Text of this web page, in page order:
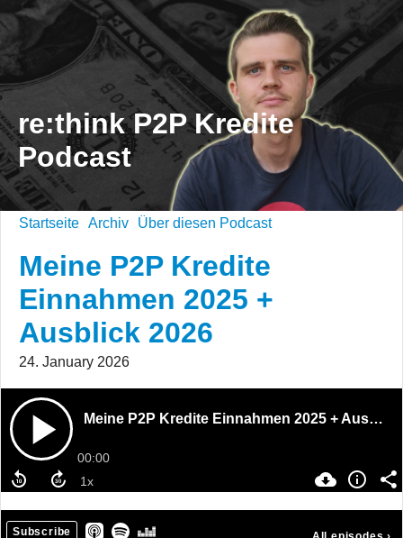
re:think P2P Kredite
Podcast
Startseite Archiv Über diesen Podcast
Meine P2P Kredite
Einnahmen 2025 +
Ausblick 2026
24. January 2026
Meine P2P Kredite Einnahmen 2025 + Ausblick 2026
00:00
Subscribe